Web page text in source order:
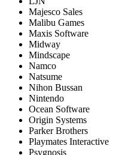
Majesco Sales
Malibu Games
Maxis Software
Midway
Mindscape
Namco
Natsume
Nihon Bussan
Nintendo
Ocean Software
Origin Systems
Parker Brothers
Playmates Interactive
Psygnosis